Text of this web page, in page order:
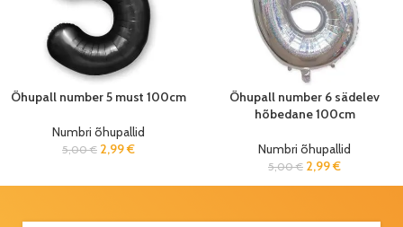
Õhupall number 5 must 100cm
Numbri õhupallid
5,00€ 2,99€
Õhupall number 6 sädelev
hõbedane 100cm
Numbri õhupallid
5,00€ 2,99€